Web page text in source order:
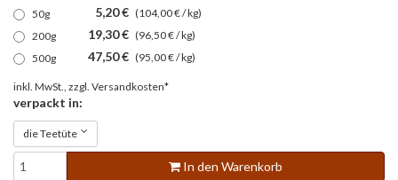
50g
5,20 € (104,00 € / kg)
200g
19,30 € (96,50 € / kg)
500g
47,50 € (95,00 € / kg)
inkl. MwSt., zzgl. Versandkosten*
verpackt in:
die Teetüte
In den Warenkorb